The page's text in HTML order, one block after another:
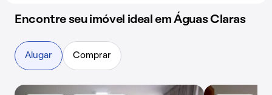
Encontre seu imóvel ideal em Águas Claras
Alugar Comprar